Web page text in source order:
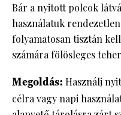
Bár a nyitott polcok
használatuk
folyamatosan tisztán
számára fölösleges
Megoldás: Használj
célra vagy napi